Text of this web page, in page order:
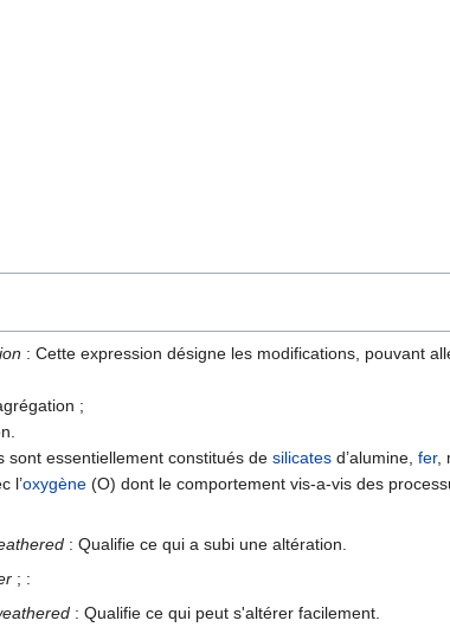
: Cette expression désigne les modifications, pouvant
;
sont essentiellement constitués de silicates d’alumine, fer,
l’oxygène (O) dont le comportement vis-a-vis des
: Qualifie ce qui a subi une altération.
; :
: Qualifie ce qui peut s'altérer facilement.